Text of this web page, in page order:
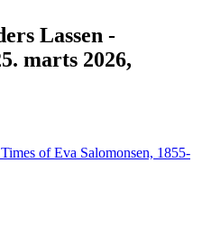
Lassen -
marts 2026,